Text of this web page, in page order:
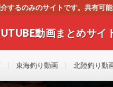
するのみのサイトです。共有
動画まとめサイ
東海釣り動画 北陸釣り動